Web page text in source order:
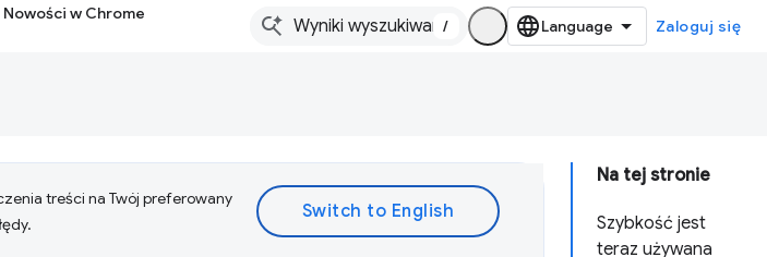
Nowości w Chrome
/ Zaloguj się
Na tej stronie
Szybkość jest
teraz używana
treści na Twój preferowany